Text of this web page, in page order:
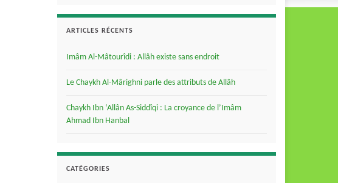
ARTICLES RÉCENTS
Imâm Al-Mâtourîdi : Allâh existe sans endroit
Le Chaykh Al-Mârighni parle des attributs de Allâh
Chaykh Ibn ‘Allân As-Siddîqi : La croyance de l’Imâm
Ahmad Ibn Hanbal
CATÉGORIES